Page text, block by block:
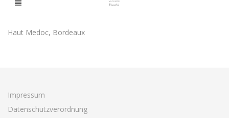
Haut Medoc, Bordeaux
Impressum
Datenschutzverordnung